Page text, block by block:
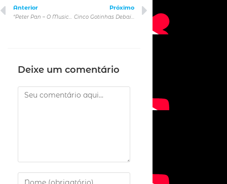
Anterior Próximo
Cinco Gotinhas Debaixo da Língua trata de assunto sério com humor
Deixe um comentário